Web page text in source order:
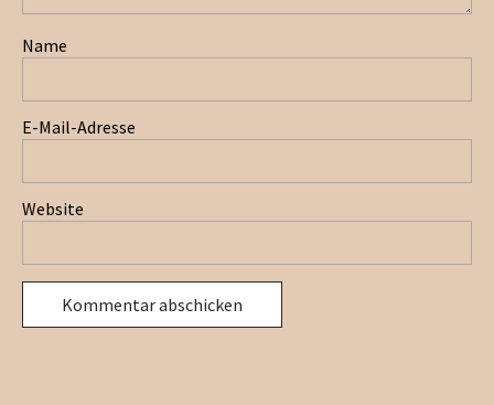
Name
E-Mail-Adresse
Website